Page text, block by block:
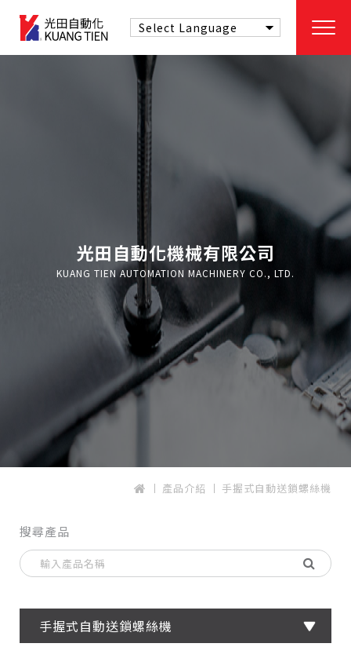
光田自動化機械有限公司
KUANG TIEN AUTOMATION MACHINERY CO., LTD.
產品介紹 手握式自動送鎖螺絲機
搜尋產品
手握式自動送鎖螺絲機